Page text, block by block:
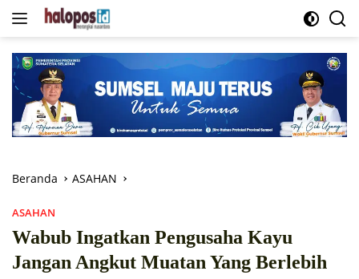
Langsung
Beranda ASAHAN
ASAHAN
Wabub Ingatkan Pengusaha Kayu
Jangan Angkut Muatan Yang Berlebih